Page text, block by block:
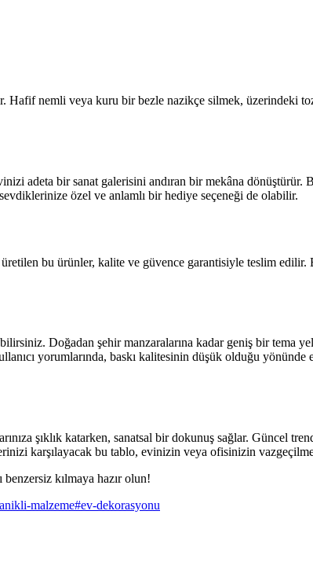
Hafif nemli veya kuru bir bezle nazikçe silmek, üzerindeki
adeta bir sanat galerisini andıran bir mekâna dönüştürür.
özel ve anlamlı bir hediye seçeneği de olabilir.
bu ürünler, kalite ve güvence garantisiyle teslim edilir.
Doğadan şehir manzaralarına kadar geniş bir tema
yorumlarında, baskı kalitesinin düşük olduğu
şıklık katarken, sanatsal bir dokunuş sağlar. Güncel
karşılayacak bu tablo, evinizin veya ofisinizin
benzersiz kılmaya hazır olun!
malzeme#ev-dekorasyonu